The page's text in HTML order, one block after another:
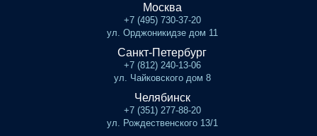
Москва
+7 (495) 730-37-20
ул. Орджоникидзе дом 11
Санкт-Петербург
+7 (812) 240-13-06
ул. Чайковского дом 8
Челябинск
+7 (351) 277-88-20
ул. Рождественского 13/1